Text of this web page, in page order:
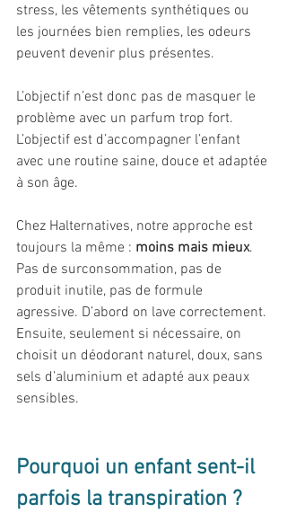
stress, les vêtements synthétiques ou
les journées bien remplies, les odeurs
peuvent devenir plus présentes.
L’objectif n’est donc pas de masquer le
problème avec un parfum trop fort.
L’objectif est d’accompagner l’enfant
avec une routine saine, douce et adaptée
à son âge.
Chez Halternatives, notre approche est
toujours la même : moins mais mieux.
Pas de surconsommation, pas de
produit inutile, pas de formule
agressive. D’abord on lave correctement.
Ensuite, seulement si nécessaire, on
choisit un déodorant naturel, doux, sans
sels d’aluminium et adapté aux peaux
sensibles.
Pourquoi un enfant sent-il
parfois la transpiration ?